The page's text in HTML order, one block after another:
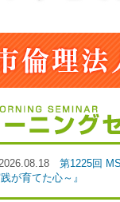
第1225回
が育てた心～』